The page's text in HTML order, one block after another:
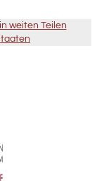
weiten Teilen